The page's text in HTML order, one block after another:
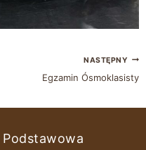
NASTĘPNY
Egzamin Ósmoklasisty
Podstawowa